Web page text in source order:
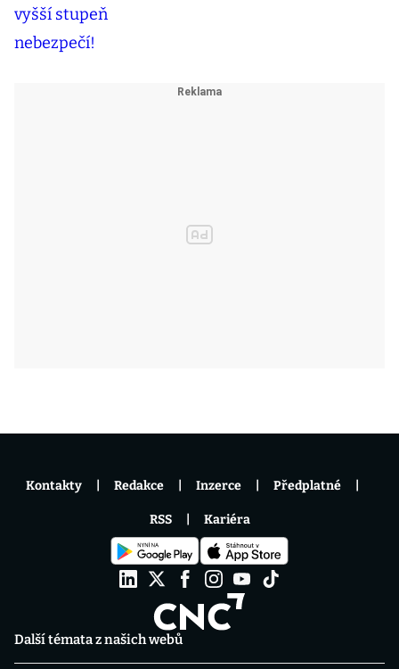
Další témata z našich webů
Kontakty Redakce Inzerce Předplatné
RSS Kariéra